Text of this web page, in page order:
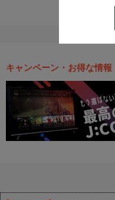
キャンペーン・お得な情報